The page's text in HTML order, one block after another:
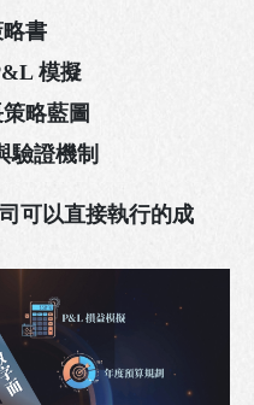
書
模擬
略藍圖
驗證機制
可以直接執行的成